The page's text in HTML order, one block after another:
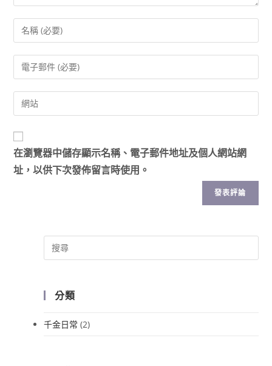
在瀏覽器中儲存顯示名稱、電子郵件地址及個人網站網
址，以供下次發佈留言時使用。
分類
千金日常 (2)